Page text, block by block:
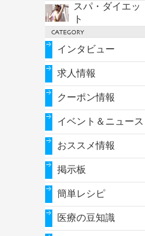
スパ・ダイエッ
ト
インタビュー
求人情報
クーポン情報
イベント＆ニュース
おススメ情報
掲示板
簡単レシピ
医療の豆知識